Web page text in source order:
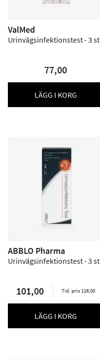
ValMed
Urinvägsinfektionstest - 3 st
77,00
LÄGG I KORG
ABBLO Pharma
Urinvägsinfektionstest - 3 st
101,00 Tid. pris 118,00
LÄGG I KORG